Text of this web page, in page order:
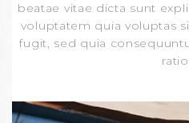
beatae vitae dicta sunt
voluptatem quia voluptas
fugit, sed quia